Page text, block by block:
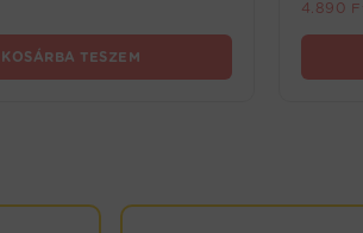
KOSÁRBA TESZEM
4.890